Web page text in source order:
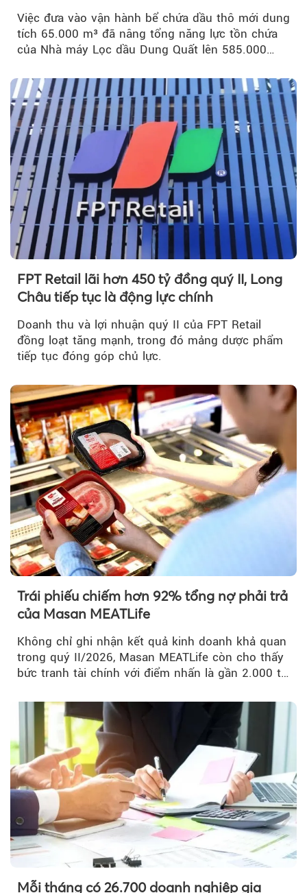
Việc đưa vào vận hành bể chứa dầu thô mới dung
tích 65.000 m³ đã nâng tổng năng lực tồn chứa
của Nhà máy Lọc dầu Dung Quất lên 585.000
FPT Retail lãi hơn 450 tỷ đồng quý II, Long
Châu tiếp tục là động lực chính
Doanh thu và lợi nhuận quý II của FPT Retail
đồng loạt tăng mạnh, trong đó mảng dược phẩm
tiếp tục đóng góp chủ lực.
Trái phiếu chiếm hơn 92% tổng nợ phải trả
của Masan MEATLife
Không chỉ ghi nhận kết quả kinh doanh khả quan
trong quý II/2026, Masan MEATLife còn cho thấy
bức tranh tài chính với điểm nhấn là gần 2.000 tỷ
Mỗi tháng có 26.700 doanh nghiệp gia